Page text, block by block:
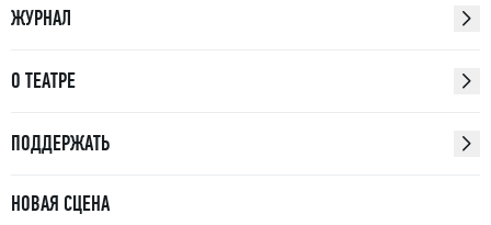
ЖУРНАЛ
О ТЕАТРЕ
ПОДДЕРЖАТЬ
НОВАЯ СЦЕНА